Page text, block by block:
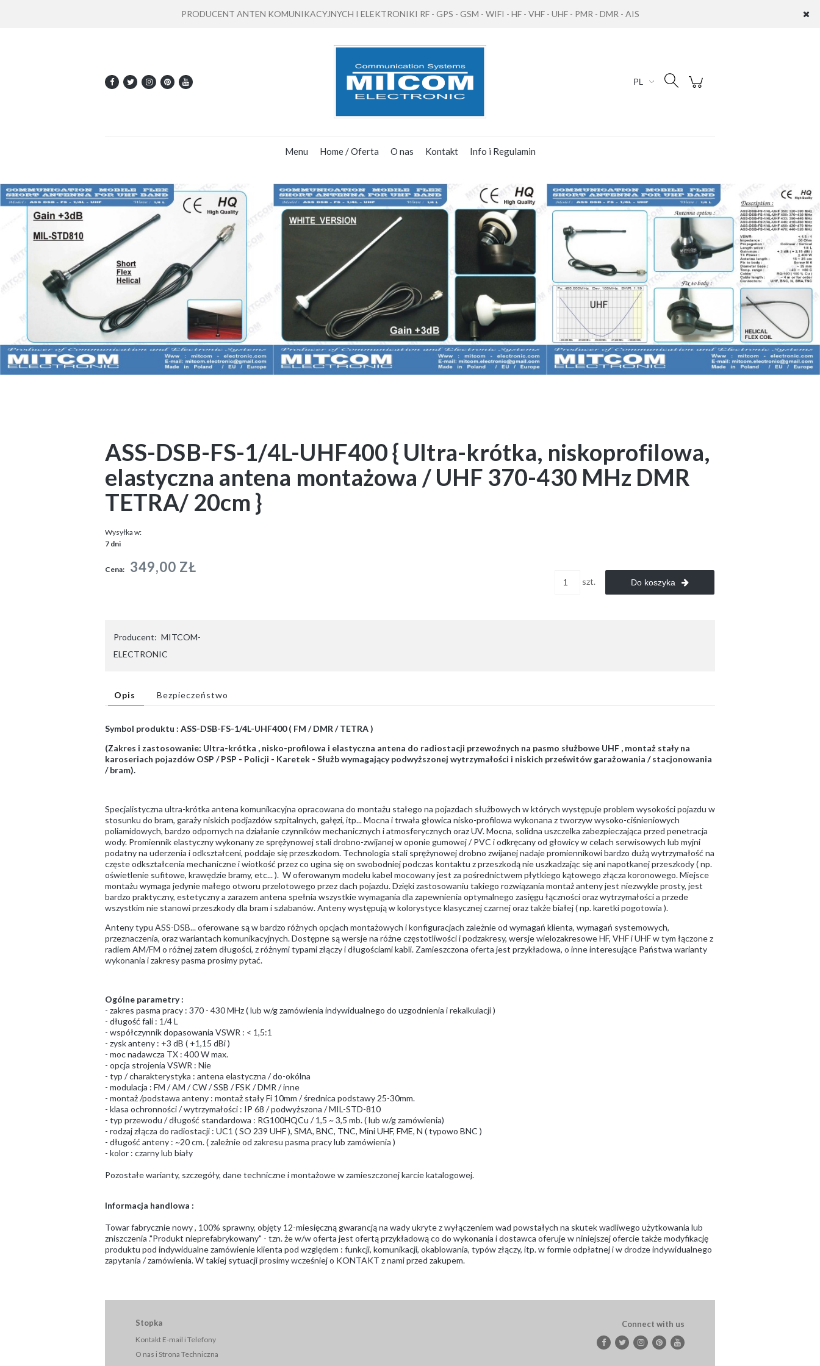
PRODUCENT ANTEN KOMUNIKACYJNYCH I ELEKTRONIKI RF - GPS - GSM - WIFI - HF - VHF - UHF - PMR - DMR - AIS
Menu Home / Oferta O nas Kontakt Info i Regulamin
ASS-DSB-FS-1/4L-UHF400 { Ultra-krótka, niskoprofilowa,
elastyczna antena montażowa / UHF 370-430 MHz DMR
TETRA/ 20cm }
Wysyłka w:
7 dni
Cena: 349,00 ZŁ
szt. Do koszyka
Producent: MITCOM-
ELECTRONIC
Opis Bezpieczeństwo
Symbol produktu : ASS-DSB-FS-1/4L-UHF400 ( FM / DMR / TETRA )
(Zakres i zastosowanie: Ultra-krótka , nisko-profilowa i elastyczna antena do radiostacji przewoźnych na pasmo służbowe UHF , montaż stały na
karoseriach pojazdów OSP / PSP - Policji - Karetek - Służb wymagający podwyższonej wytrzymałości i niskich prześwitów garażowania / stacjonowania
/ bram).
Specjalistyczna ultra-krótka antena komunikacyjna opracowana do montażu stałego na pojazdach służbowych w których występuje problem wysokości pojazdu w
stosunku do bram, garaży niskich podjazdów szpitalnych, gałęzi, itp... Mocna i trwała głowica nisko-profilowa wykonana z tworzyw wysoko-ciśnieniowych
poliamidowych, bardzo odpornych na działanie czynników mechanicznych i atmosferycznych oraz UV. Mocna, solidna uszczelka zabezpieczająca przed penetracja
wody. Promiennik elastyczny wykonany ze sprężynowej stali drobno-zwijanej w oponie gumowej / PVC i odkręcany od głowicy w celach serwisowych lub myjni
podatny na uderzenia i odkształceni, poddaje się przeszkodom. Technologia stali sprężynowej drobno zwijanej nadaje promiennikowi bardzo dużą wytrzymałość na
częste odkształcenia mechaniczne i wiotkość przez co ugina się on swobodniej podczas kontaktu z przeszkodą nie uszkadzając się ani napotkanej przeszkody ( np.
oświetlenie sufitowe, krawędzie bramy, etc... ). W oferowanym modelu kabel mocowany jest za pośrednictwem płytkiego kątowego złącza koronowego. Miejsce
montażu wymaga jedynie małego otworu przelotowego przez dach pojazdu. Dzięki zastosowaniu takiego rozwiązania montaż anteny jest niezwykle prosty, jest
bardzo praktyczny, estetyczny a zarazem antena spełnia wszystkie wymagania dla zapewnienia optymalnego zasięgu łączności oraz wytrzymałości a przede
wszystkim nie stanowi przeszkody dla bram i szlabanów. Anteny występują w kolorystyce klasycznej czarnej oraz także białej ( np. karetki pogotowia ).
Anteny typu ASS-DSB... oferowane są w bardzo różnych opcjach montażowych i konfiguracjach zależnie od wymagań klienta, wymagań systemowych,
przeznaczenia, oraz wariantach komunikacyjnych. Dostępne są wersje na różne częstotliwości i podzakresy, wersje wielozakresowe HF, VHF i UHF w tym łączone z
radiem AM/FM o różnej zatem długości, z różnymi typami złączy i długościami kabli. Zamieszczona oferta jest przykładowa, o inne interesujące Państwa warianty
wykonania i zakresy pasma prosimy pytać.
Ogólne parametry :
- zakres pasma pracy : 370 - 430 MHz ( lub w/g zamówienia indywidualnego do uzgodnienia i rekalkulacji )
- długość fali : 1/4 L
- współczynnik dopasowania VSWR : < 1,5:1
- zysk anteny : +3 dB ( +1,15 dBi )
- moc nadawcza TX : 400 W max.
- opcja strojenia VSWR : Nie
- typ / charakterystyka : antena elastyczna / do-okólna
- modulacja : FM / AM / CW / SSB / FSK / DMR / inne
- montaż /podstawa anteny : montaż stały Fi 10mm / średnica podstawy 25-30mm.
- klasa ochronności / wytrzymałości : IP 68 / podwyższona / MIL-STD-810
- typ przewodu / długość standardowa : RG100HQCu / 1,5 ~ 3,5 mb. ( lub w/g zamówienia)
- rodzaj złącza do radiostacji : UC1 ( SO 239 UHF ), SMA, BNC, TNC, Mini UHF, FME, N ( typowo BNC )
- długość anteny : ~20 cm. ( zależnie od zakresu pasma pracy lub zamówienia )
- kolor : czarny lub biały
Pozostałe warianty, szczegóły, dane techniczne i montażowe w zamieszczonej karcie katalogowej.
Informacja handlowa :
Towar fabrycznie nowy , 100% sprawny, objęty 12-miesięczną gwarancją na wady ukryte z wyłączeniem wad powstałych na skutek wadliwego użytkowania lub
zniszczenia ."Produkt nieprefabrykowany" - tzn. że w/w oferta jest ofertą przykładową co do wykonania i dostawca oferuje w niniejszej ofercie także modyfikację
produktu pod indywidualne zamówienie klienta pod względem : funkcji, komunikacji, okablowania, typów złączy, itp. w formie odpłatnej i w drodze indywidualnego
zapytania / zamówienia. W takiej sytuacji prosimy wcześniej o KONTAKT z nami przed zakupem.
Stopka
Kontakt E-mail i Telefony
O nas i Strona Techniczna
Connect with us